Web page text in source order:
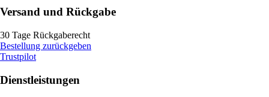
Versand und Rückgabe
30 Tage Rückgaberecht
Bestellung zurückgeben
Trustpilot
Dienstleistungen